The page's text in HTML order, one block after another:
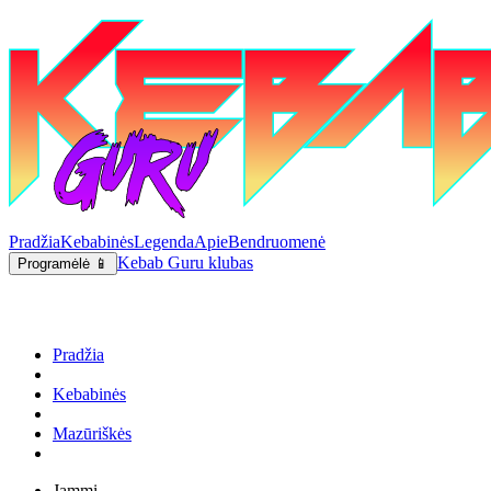
PradžiaKebabinėsLegendaApieBendruomenė
Programėlė 📱 Kebab Guru klubas
Pradžia
Kebabinės
Mazūriškės